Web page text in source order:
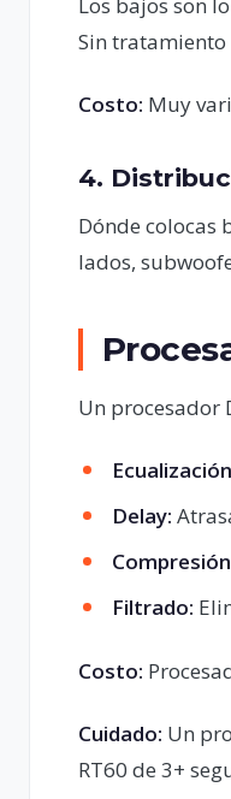
Sin tratamiento
Costo: Muy
4.
Dónde colocas
lados,
Un procesador
Delay:
Filtrado:
Costo:
Cuidado: Un
RT60 de 3+